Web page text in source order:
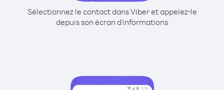
Sélectionnez le contact dans Viber et appelez-le
depuis son écran d'informations